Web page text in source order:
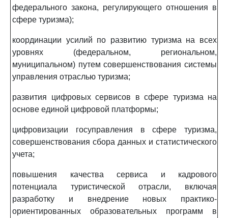
федерального закона, регулирующего отношения в
сфере туризма);
координации усилий по развитию туризма на всех
уровнях (федеральном, региональном,
муниципальном) путем совершенствования системы
управления отраслью туризма;
развития цифровых сервисов в сфере туризма на
основе единой цифровой платформы;
цифровизации госуправления в сфере туризма,
совершенствования сбора данных и статистического
учета;
повышения качества сервиса и кадрового
потенциала туристической отрасли, включая
разработку и внедрение новых практико-
ориентированных образовательных программ в